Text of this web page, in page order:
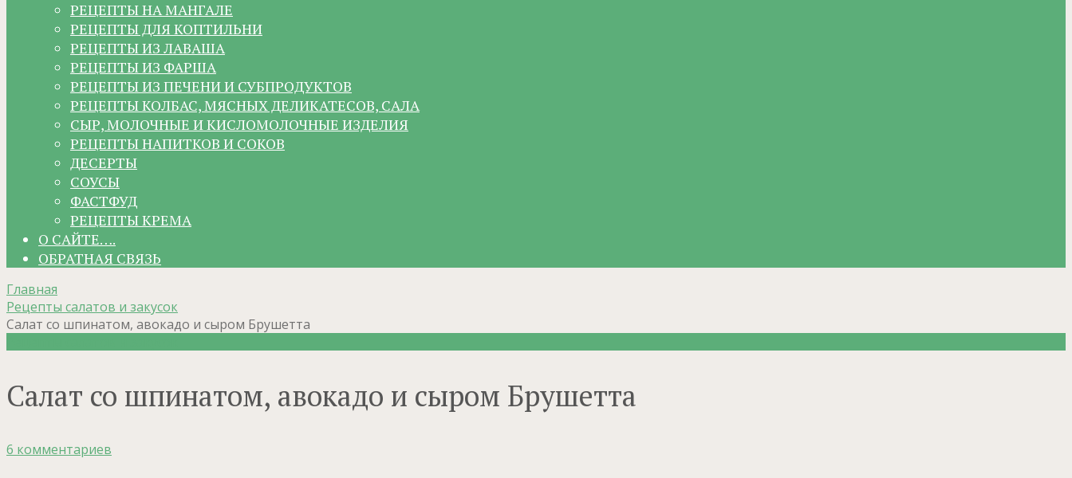
РЕЦЕПТЫ НА МАНГАЛЕ
РЕЦЕПТЫ ДЛЯ КОПТИЛЬНИ
РЕЦЕПТЫ ИЗ ЛАВАША
РЕЦЕПТЫ ИЗ ФАРША
РЕЦЕПТЫ ИЗ ПЕЧЕНИ И СУБПРОДУКТОВ
РЕЦЕПТЫ КОЛБАС, МЯСНЫХ ДЕЛИКАТЕСОВ, САЛА
СЫР, МОЛОЧНЫЕ И КИСЛОМОЛОЧНЫЕ ИЗДЕЛИЯ
РЕЦЕПТЫ НАПИТКОВ И СОКОВ
ДЕСЕРТЫ
СОУСЫ
ФАСТФУД
РЕЦЕПТЫ КРЕМА
О САЙТЕ….
ОБРАТНАЯ СВЯЗЬ
Главная
Рецепты салатов и закусок
Салат со шпинатом, авокадо и сыром Брушетта
Салат со шпинатом, авокадо и сыром Брушетта
6 комментариев